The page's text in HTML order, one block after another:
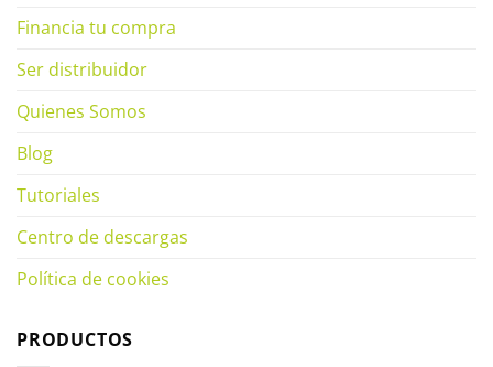
Financia tu compra
Ser distribuidor
Quienes Somos
Blog
Tutoriales
Centro de descargas
Política de cookies
PRODUCTOS